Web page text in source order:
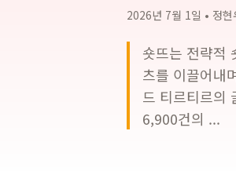
2026년 7월 1일 • 정현
숏뜨는 전략적
츠를 이끌어내
드 티르티르의
6,900건의 ...